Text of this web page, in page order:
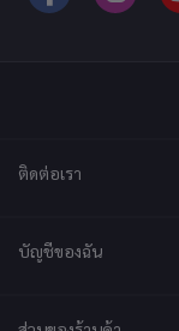
ติดต่อเรา
ที่อยู่
จังหวัดนครปฐม 73210
บัญชีของฉัน
เข้าสู่ระบบ